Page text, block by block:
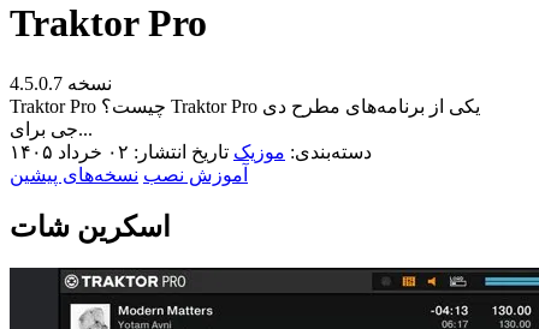
Traktor Pro
نسخه 4.5.0.7
Traktor Pro چیست؟ Traktor Pro یکی از برنامه‌های مطرح دی
جی برای...
دسته‌بندی: موزیک تاریخ انتشار: ۰۲ خرداد ۱۴۰۵
آموزش نصب نسخه‌های پیشین
اسکرین شات